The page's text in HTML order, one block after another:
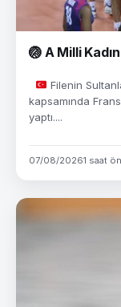
🏐 A Milli
Filenin
kapsamında
yaptı....
07/08/20261 saat